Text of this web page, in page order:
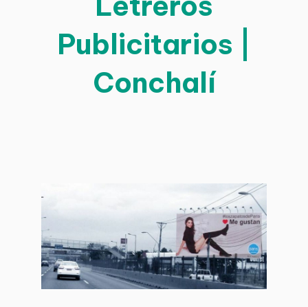
Publicitarios |
Conchalí